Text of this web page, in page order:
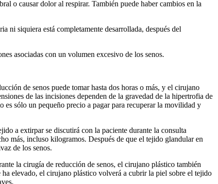
o causar dolor al respirar. También puede haber cambios en la
ni siquiera está completamente desarrollada, después del
asociadas con un volumen excesivo de los senos.
de senos puede tomar hasta dos horas o más, y el cirujano
de las incisiones dependen de la gravedad de la hipertrofia de
es sólo un pequeño precio a pagar para recuperar la movilidad y
a extirpar se discutirá con la paciente durante la consulta
más, incluso kilogramos. Después de que el tejido glandular en
de los senos.
la cirugía de reducción de senos, el cirujano plástico también
elevado, el cirujano plástico volverá a cubrir la piel sobre el tejido